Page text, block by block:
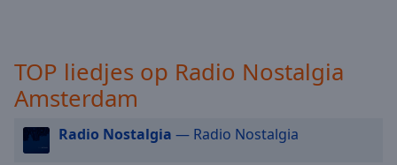
Audio
Track
Picture-
in-
TOP liedjes op Radio Nostalgia
Amsterdam
Radio Nostalgia — Radio Nostalgia